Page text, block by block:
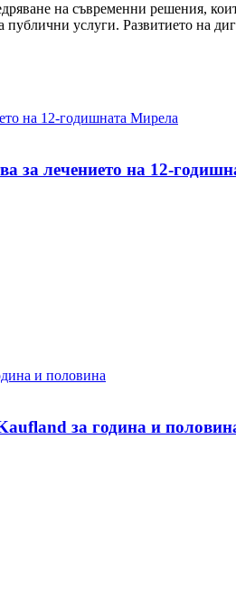
на съвременни решения,
услуги. Развитието на
за лечението на 12-
за година и